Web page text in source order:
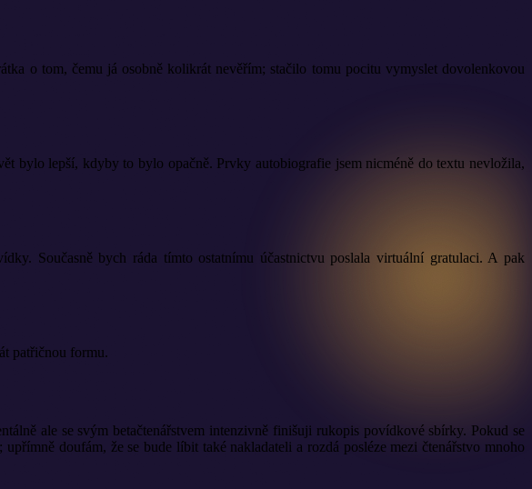
o tom, čemu já osobně kolikrát nevěřím; stačilo tomu pocitu vymyslet dovolenkovou
bylo lepší, kdyby to bylo opačně. Prvky autobiografie jsem nicméně do textu nevložila,
Současně bych ráda tímto ostatnímu účastnictvu poslala virtuální gratulaci. A pak
patřičnou formu.
ale se svým betačtenářstvem intenzivně finišuji rukopis povídkové sbírky. Pokud se
doufám, že se bude líbit také nakladateli a rozdá posléze mezi čtenářstvo mnoho